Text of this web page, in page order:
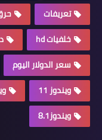
تعريفات
خلفيات hd
سعر الدولار اليوم
ويندوز 11
ويندوز8.1